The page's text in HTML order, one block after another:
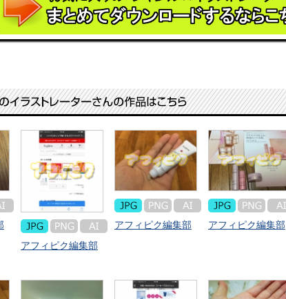
アフィピク編集部
アフィピク編集部 アフィピク編集部